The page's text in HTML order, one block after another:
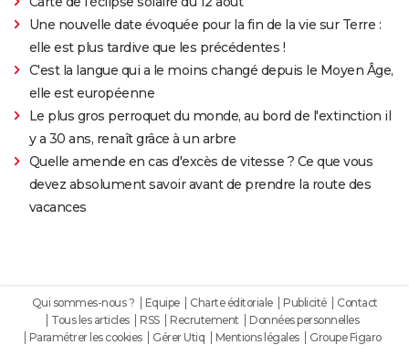
Une nouvelle date évoquée pour la fin de la vie sur Terre :
elle est plus tardive que les précédentes !
C'est la langue qui a le moins changé depuis le Moyen Âge,
elle est européenne
Le plus gros perroquet du monde, au bord de l'extinction il
y a 30 ans, renaît grâce à un arbre
Quelle amende en cas d'excès de vitesse ? Ce que vous
devez absolument savoir avant de prendre la route des
vacances
Qui sommes-nous ? Equipe Charte éditoriale Publicité
Contact
Tous les articles
RSS Recrutement
Données personnelles
Paramétrer les cookies
Gérer Utiq Mentions légales Groupe Figaro